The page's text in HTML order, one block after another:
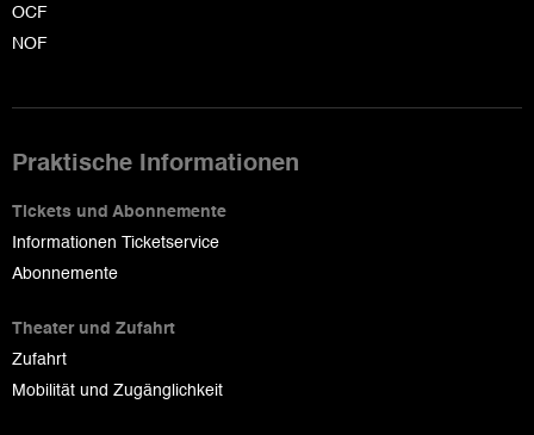
OCF
NOF
Praktische Informationen
Tickets und Abonnemente
Informationen Ticketservice
Abonnemente
Theater und Zufahrt
Zufahrt
Mobilität und Zugänglichkeit